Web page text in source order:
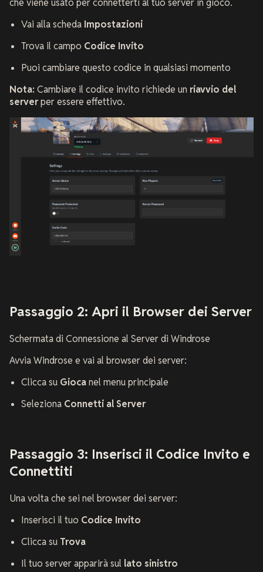
che viene usato per connetterti al tuo server in gioco.
Vai alla scheda Impostazioni
Trova il campo Codice Invito
Puoi cambiare questo codice in qualsiasi momento
Nota: Cambiare il codice invito richiede un riavvio del
serverper essere effettivo.
Passaggio 2: Apri il Browser dei Server
Schermata di Connessione al Server di Windrose
Avvia Windrose e vai al browser dei server:
Clicca su Giocanel menu principale
Seleziona Connetti al Server
Passaggio 3: Inserisci il Codice Invito e
Connettiti
Una volta che sei nel browser dei server:
Inserisci il tuo Codice Invito
Clicca su Trova
Il tuo server apparirà sul lato sinistro